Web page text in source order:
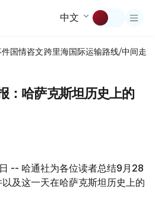
中文
件国情咨文跨里海国际运输路线/中间走廊
：哈萨克斯坦历史上的
-- 哈通社为各位读者总结9月28
及这一天在哈萨克斯坦历史上的